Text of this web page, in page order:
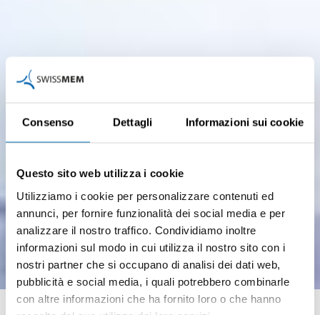
Consenso Dettagli Informazioni sui cookie
Questo sito web utilizza i cookie
Utilizziamo i cookie per personalizzare contenuti ed
annunci, per fornire funzionalità dei social media e per
analizzare il nostro traffico. Condividiamo inoltre
informazioni sul modo in cui utilizza il nostro sito con i
nostri partner che si occupano di analisi dei dati web,
pubblicità e social media, i quali potrebbero combinarle
con altre informazioni che ha fornito loro o che hanno
Operatori in automazione